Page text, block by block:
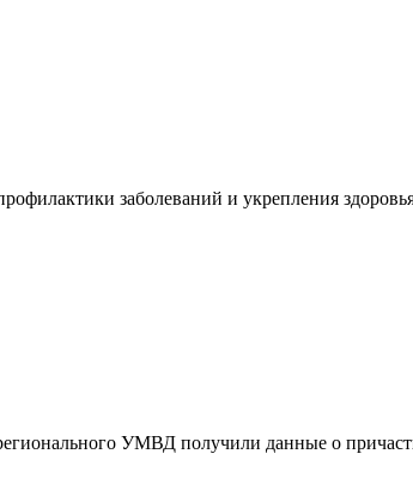
заболеваний и укрепления
УМВД получили данные о